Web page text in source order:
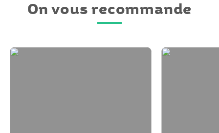
On vous recommande